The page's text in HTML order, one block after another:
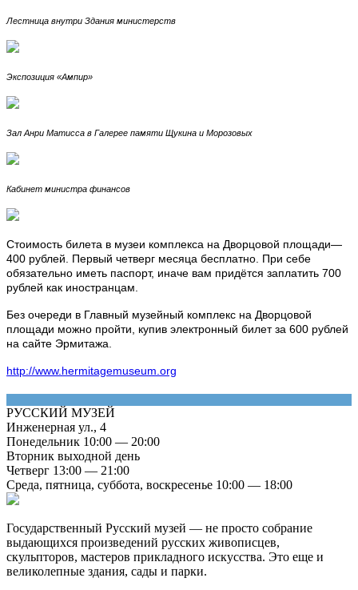
Лестница внутри Здания министерств
Экспозиция «Ампир»
Зал Анри Матисса в Галерее памяти Щукина и Морозовых
Кабинет министра финансов
Стоимость билета в музеи комплекса на Дворцовой площади—
400 рублей. Первый четверг месяца бесплатно. При себе
обязательно иметь паспорт, иначе вам придётся заплатить 700
рублей как иностранцам.
Без очереди в Главный музейный комплекс на Дворцовой
площади можно пройти, купив электронный билет за 600 рублей
на сайте Эрмитажа.
http://www.hermitagemuseum.org
РУССКИЙ МУЗЕЙ
Инженерная ул., 4
Понедельник 10:00 — 20:00
Вторник выходной день
Четверг 13:00 — 21:00
Среда, пятница, суббота, воскресенье 10:00 — 18:00
Государственный Русский музей — не просто собрание
выдающихся произведений русских живописцев,
скульпторов, мастеров прикладного искусства. Это еще и
великолепные здания, сады и парки.